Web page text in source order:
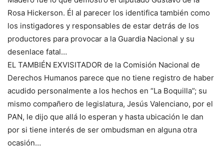
Rosa Hickerson. Él al parecer los identifica también como
los instigadores y responsables de estar detrás de los
productores para provocar a la Guardia Nacional y su
desenlace fatal…
EL TAMBIÉN EXVISITADOR de la Comisión Nacional de
Derechos Humanos parece que no tiene registro de haber
acudido personalmente a los hechos en “La Boquilla”; su
mismo compañero de legislatura, Jesús Valenciano, por el
PAN, le dijo que allá lo esperan y hasta ubicación le dan
por si tiene interés de ser ombudsman en alguna otra
ocasión…